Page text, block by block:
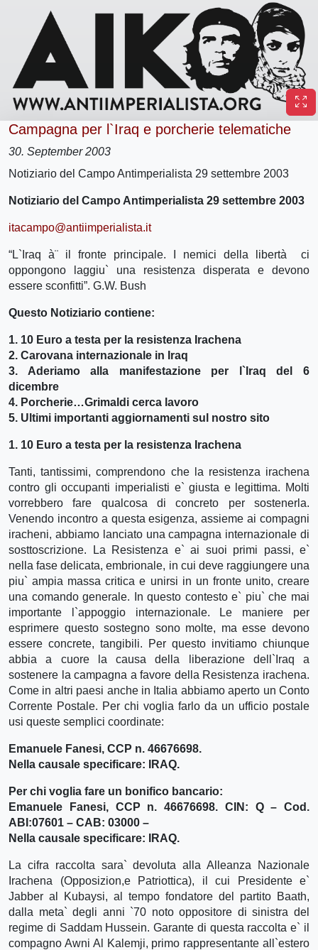
Campagna per l`Iraq e porcherie telematiche
30. September 2003
Notiziario del Campo Antimperialista 29 settembre 2003
Notiziario del Campo Antimperialista 29 settembre 2003
itacampo@antiimperialista.it
“L`Iraq à¨ il fronte principale. I nemici della libertà ci
oppongono laggiu` una resistenza disperata e devono
essere sconfitti”. G.W. Bush
Questo Notiziario contiene:
1. 10 Euro a testa per la resistenza Irachena
2. Carovana internazionale in Iraq
3. Aderiamo alla manifestazione per l`Iraq del 6
dicembre
4. Porcherie…Grimaldi cerca lavoro
5. Ultimi importanti aggiornamenti sul nostro sito
1. 10 Euro a testa per la resistenza Irachena
Tanti, tantissimi, comprendono che la resistenza irachena
contro gli occupanti imperialisti e` giusta e legittima. Molti
vorrebbero fare qualcosa di concreto per sostenerla.
Venendo incontro a questa esigenza, assieme ai compagni
iracheni, abbiamo lanciato una campagna internazionale di
sosttoscrizione. La Resistenza e` ai suoi primi passi, e`
nella fase delicata, embrionale, in cui deve raggiungere una
piu` ampia massa critica e unirsi in un fronte unito, creare
una comando generale. In questo contesto e` piu` che mai
importante l`appoggio internazionale. Le maniere per
esprimere questo sostegno sono molte, ma esse devono
essere concrete, tangibili. Per questo invitiamo chiunque
abbia a cuore la causa della liberazione dell`Iraq a
sostenere la campagna a favore della Resistenza irachena.
Come in altri paesi anche in Italia abbiamo aperto un Conto
Corrente Postale. Per chi voglia farlo da un ufficio postale
usi queste semplici coordinate:
Emanuele Fanesi, CCP n. 46676698.
Nella causale specificare: IRAQ.
Per chi voglia fare un bonifico bancario:
Emanuele Fanesi, CCP n. 46676698. CIN: Q – Cod.
ABI:07601 – CAB: 03000 –
Nella causale specificare: IRAQ.
La cifra raccolta sara` devoluta alla Alleanza Nazionale
Irachena (Opposizion,e Patriottica), il cui Presidente e`
Jabber al Kubaysi, al tempo fondatore del partito Baath,
dalla meta` degli anni `70 noto oppositore di sinistra del
regime di Saddam Hussein. Garante di questa raccolta e` il
compagno Awni Al Kalemji, primo rappresentante all`estero